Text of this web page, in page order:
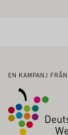
Sidfot
EN KAMPANJ